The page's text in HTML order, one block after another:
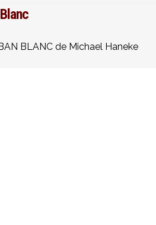
BLANC de Michael Haneke